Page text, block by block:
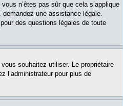
n’êtes pas sûr que cela s’applique
une assistance légale.
des questions légales de toute
souhaitez utiliser. Le propriétaire
l’administrateur pour plus de